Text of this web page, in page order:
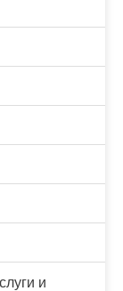
и